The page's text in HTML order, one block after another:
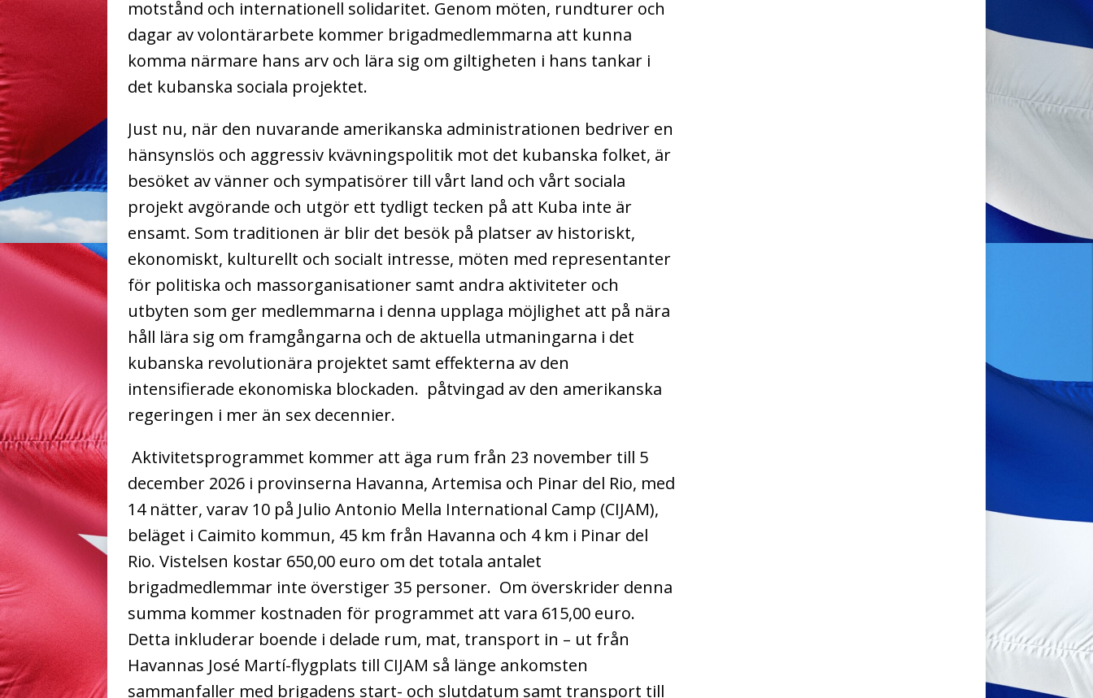
motstånd och internationell solidaritet. Genom möten, rundturer och
dagar av volontärarbete kommer brigadmedlemmarna att kunna
komma närmare hans arv och lära sig om giltigheten i hans tankar i
det kubanska sociala projektet.
Just nu, när den nuvarande amerikanska administrationen bedriver en
hänsynslös och aggressiv kvävningspolitik mot det kubanska folket, är
besöket av vänner och sympatisörer till vårt land och vårt sociala
projekt avgörande och utgör ett tydligt tecken på att Kuba inte är
ensamt. Som traditionen är blir det besök på platser av historiskt,
ekonomiskt, kulturellt och socialt intresse, möten med representanter
för politiska och massorganisationer samt andra aktiviteter och
utbyten som ger medlemmarna i denna upplaga möjlighet att på nära
håll lära sig om framgångarna och de aktuella utmaningarna i det
kubanska revolutionära projektet samt effekterna av den
intensifierade ekonomiska blockaden. påtvingad av den amerikanska
regeringen i mer än sex decennier.
Aktivitetsprogrammet kommer att äga rum från 23 november till 5
december 2026 i provinserna Havanna, Artemisa och Pinar del Rio, med
14 nätter, varav 10 på Julio Antonio Mella International Camp (CIJAM),
beläget i Caimito kommun, 45 km från Havanna och 4 km i Pinar del
Rio. Vistelsen kostar 650,00 euro om det totala antalet
brigadmedlemmar inte överstiger 35 personer. Om överskrider denna
summa kommer kostnaden för programmet att vara 615,00 euro.
Detta inkluderar boende i delade rum, mat, transport in – ut från
Havannas José Martí-flygplats till CIJAM så länge ankomsten
sammanfaller med brigadens start- och slutdatum samt transport till